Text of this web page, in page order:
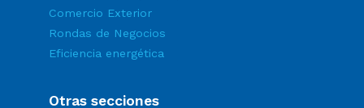
Comercio Exterior
Rondas de Negocios
Eficiencia energética
Otras secciones